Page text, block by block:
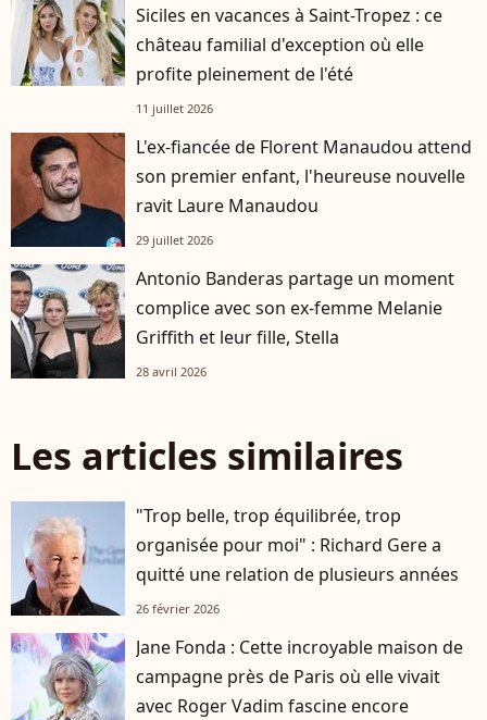
Siciles en vacances à Saint-Tropez : ce
château familial d'exception où elle
profite pleinement de l'été
11 juillet 2026
L'ex-fiancée de Florent Manaudou attend
son premier enfant, l'heureuse nouvelle
ravit Laure Manaudou
29 juillet 2026
Antonio Banderas partage un moment
complice avec son ex-femme Melanie
Griffith et leur fille, Stella
28 avril 2026
Les articles similaires
"Trop belle, trop équilibrée, trop
organisée pour moi" : Richard Gere a
quitté une relation de plusieurs années
26 février 2026
Jane Fonda : Cette incroyable maison de
campagne près de Paris où elle vivait
avec Roger Vadim fascine encore